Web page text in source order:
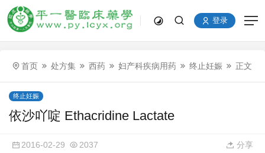
登录
首页 处方集 西药 妇产科疾病用药 终止妊娠 正文
终止妊娠
依沙吖啶 Ethacridine Lactate
2016-02-29 2037 分享